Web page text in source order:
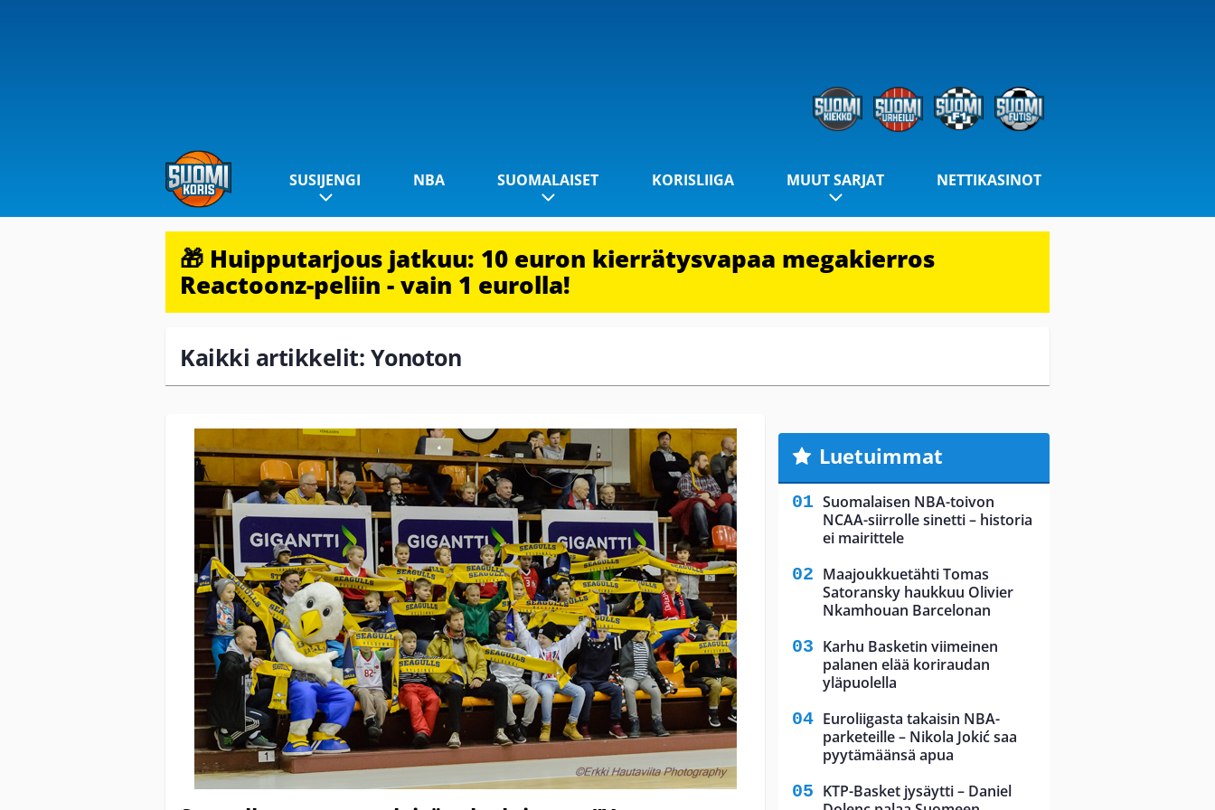
SUSIJENGI NBA SUOMALAISET KORISLIIGA MUUT SARJAT NETTIKASINOT
🎁 Huipputarjous jatkuu: 10 euron kierrätysvapaa megakierros
Reactoonz-peliin - vain 1 eurolla!
Kaikki artikkelit: Yonoton
Luetuimmat
Suomalaisen NBA-toivon
NCAA-siirrolle sinetti – historia
ei mairittele
Maajoukkuetähti Tomas
Satoransky haukkuu Olivier
Nkamhouan Barcelonan
Karhu Basketin viimeinen
palanen elää koriraudan
yläpuolella
Euroliigasta takaisin NBA-
parketeille – Nikola Jokić saa
pyytämäänsä apua
KTP-Basket jysäytti – Daniel